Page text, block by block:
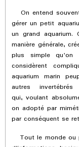
On entend
gérer un petit
un grand
manière générale,
plus simple
considèrent
aquarium marin
autres
qui, voulant
on adopté par
par conséquent se
Tout le monde ou